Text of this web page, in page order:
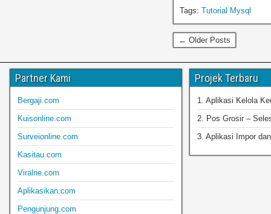
Tags: Tutorial Mysql
← Older Posts
Partner Kami
Bergaji.com
Kuisonline.com
Surveionline.com
Kasitau.com
Viralne.com
Aplikasikan.com
Pengunjung.com
Projek Terbaru
1. Aplikasi Kelola
2. Pos Grosir –
3. Aplikasi Impor